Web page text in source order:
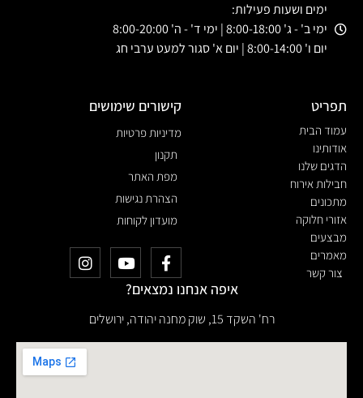
ימים ושעות פעילות:
ימי ב' - ג' 8:00-18:00 | ימי ד' - ה' 8:00-20:00
יום ו' 8:00-14:00 | יום א' סגור למעט ערבי חג
תפריט
עמוד הבית
אודותינו
הדגים שלנו
חבילות אירוח
מתכונים
אזורי חלוקה
מבצעים
מאמרים
צור קשר
קישורים שימושים
מדיניות פרטיות
תקנון
מפת האתר
הצהרת נגישות
מועדון לקוחות
איפה אנחנו נמצאים?
רח' השקד 15, שוק מחנה יהודה, ירושלים